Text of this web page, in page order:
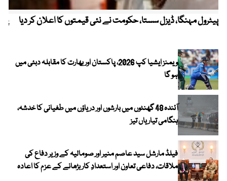
پیٹرول مہنگا، ڈیزل سستا، حکومت نے نئی قیمتوں کا اعلان کر دیا
ویمنز ایشیا کپ 2026، پاکستان اور بھارت کا مقابلہ دبئی میں
ہو گا
آئندہ 48 گھنٹوں میں بارشوں اور دریاؤں میں طغیانی کا خدشہ،
ہنگامی تیاریاں تیز
فیلڈ مارشل سید عاصم منیر اور صومالیہ کے وزیر دفاع کی
ملاقات، دفاعی تعاون اور استعدادِ کار بڑھانے کے عزم کا اعادہ